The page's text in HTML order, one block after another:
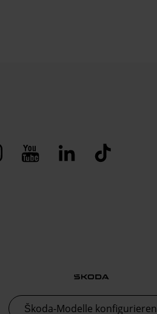
Škoda-Modelle konfigurieren